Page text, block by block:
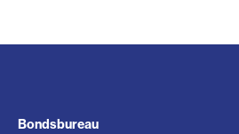
Bondsbureau